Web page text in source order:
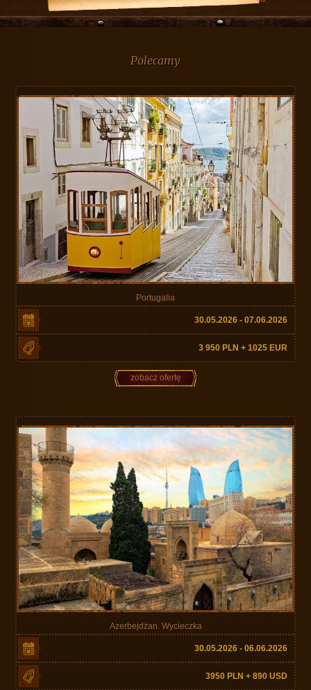
Polecamy
Portugalia
30.05.2026 - 07.06.2026
3 950 PLN + 1025 EUR
zobacz ofertę
Azerbejdżan. Wycieczka
30.05.2026 - 06.06.2026
3950 PLN + 890 USD